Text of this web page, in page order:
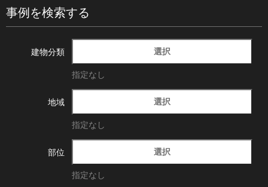
事例を検索する
建物分類 選択
指定なし
地域 選択
指定なし
部位 選択
指定なし